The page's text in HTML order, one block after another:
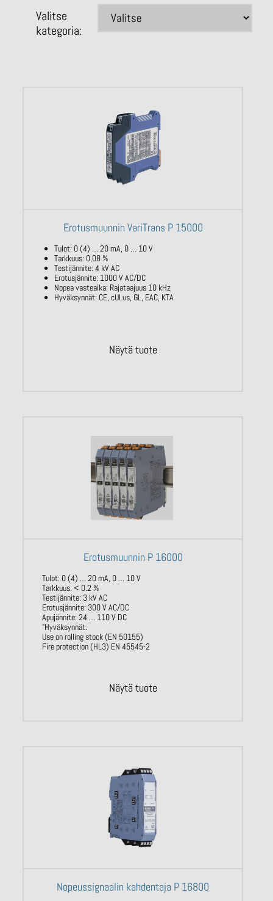
Valitse
kategoria:
Erotusmuunnin VariTrans P 15000
Tulot: 0 (4) … 20 mA, 0 … 10 V
Tarkkuus: 0,08 %
Testijännite: 4 kV AC
Erotusjännite: 1000 V AC/DC
Nopea vasteaika: Rajataajuus 10 kHz
Hyväksynnät: CE, cULus, GL, EAC, KTA
Näytä tuote
Erotusmuunnin P 16000
Tulot: 0 (4) … 20 mA, 0 … 10 V
Tarkkuus: < 0.2 %
Testijännite: 3 kV AC
Erotusjännite: 300 V AC/DC
Apujännite: 24 … 110 V DC
”Hyväksynnät:
Use on rolling stock (EN 50155)
Fire protection (HL3) EN 45545-2
Näytä tuote
Nopeussignaalin kahdentaja P 16800